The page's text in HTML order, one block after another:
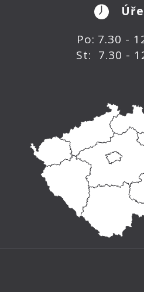
Po: 7.30 -
St: 7.30 -